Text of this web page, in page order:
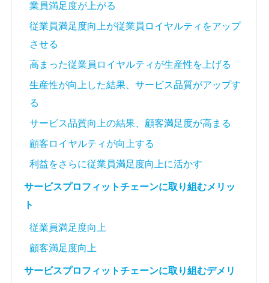
業員満足度が上がる
従業員満足度向上が従業員ロイヤルティをアップ
させる
高まった従業員ロイヤルティが生産性を上げる
生産性が向上した結果、サービス品質がアップす
る
サービス品質向上の結果、顧客満足度が高まる
顧客ロイヤルティが向上する
利益をさらに従業員満足度向上に活かす
サービスプロフィットチェーンに取り組むメリッ
ト
従業員満足度向上
顧客満足度向上
サービスプロフィットチェーンに取り組むデメリ